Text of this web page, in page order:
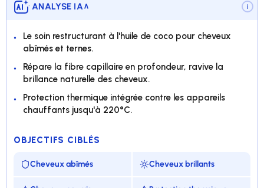
ANALYSE IA ∨ i
Le soin restructurant à l'huile de coco pour cheveux
abîmés et ternes.
Répare la fibre capillaire en profondeur, ravive la
brillance naturelle des cheveux.
Protection thermique intégrée contre les appareils
chauffants jusqu'à 220°C.
OBJECTIFS CIBLÉS
Cheveux abîmés Cheveux brillants